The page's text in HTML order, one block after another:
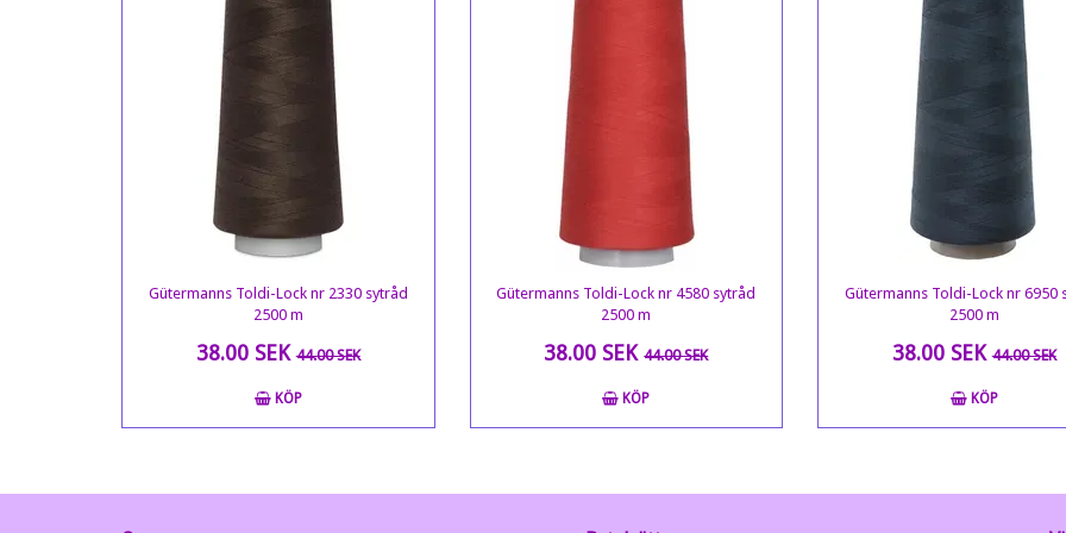
Gütermanns Toldi-Lock nr 2330 sytråd
2500 m
38.00 SEK44.00 SEK
KÖP
Gütermanns Toldi-Lock nr 4580 sytråd
2500 m
38.00 SEK44.00 SEK
KÖP
Gütermanns Toldi-Lock nr 6950
2500 m
38.00 SEK44.00 SEK
KÖP